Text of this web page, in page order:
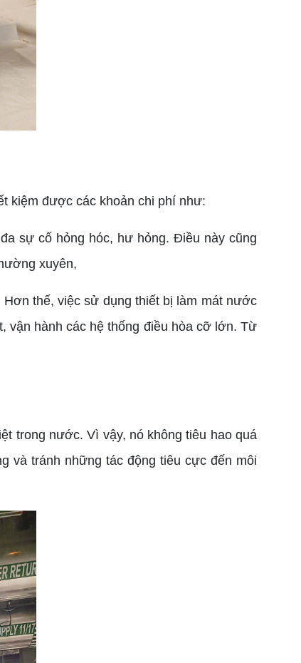
kiệm được các khoản chi phí như:
sự cố hỏng hóc, hư hỏng. Điều này cũng
xuyên,
thế, việc sử dụng thiết bị làm mát nước
vận hành các hệ thống điều hòa cỡ lớn. Từ
trong nước. Vì vậy, nó không tiêu hao quá
và tránh những tác động tiêu cực đến môi